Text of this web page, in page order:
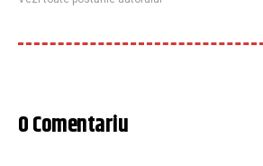
0 Comentariu